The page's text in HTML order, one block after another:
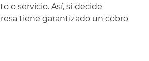
o servicio. Así, si decide
tiene garantizado un cobro